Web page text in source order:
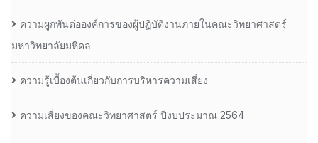
ความผูกพันต่อองค์การของผู้ปฏิบัติงานภายในคณะวิทยาศาสตร์
มหาวิทยาลัยมหิดล
ความรู้เบื้องต้นเกี่ยวกับการบริหารความเสี่ยง
ความเสี่ยงของคณะวิทยาศาสตร์ ปีงบประมาณ 2564